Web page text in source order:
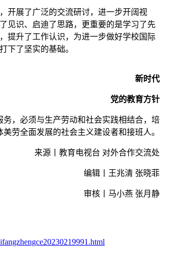
开展了广泛的交流研讨，进一步开阔视
见识、启迪了思路，更重要的是学习了先
提升了工作认识，为进一步做好学校国际
下了坚实的基础。
新时代
党的教育方针
，必须与生产劳动和社会实践相结合，培
美劳全面发展的社会主义建设者和接班人。
来源丨教育电视台 对外合作交流处
编辑丨王兆清 张晓菲
审核丨马小燕 张月静